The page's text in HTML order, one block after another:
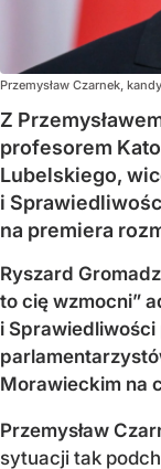
Przemysław Czarnek,
Z
profesorem
Lubelskiego,
i
na premiera
Ryszard
to cię wzmocni”
i
Morawieckim na
Przemysław
sytuacji tak